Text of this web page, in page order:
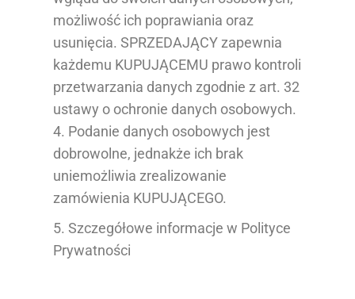
możliwość ich poprawiania oraz
usunięcia. SPRZEDAJĄCY zapewnia
każdemu KUPUJĄCEMU prawo kontroli
przetwarzania danych zgodnie z art. 32
ustawy o ochronie danych osobowych.
4. Podanie danych osobowych jest
dobrowolne, jednakże ich brak
uniemożliwia zrealizowanie
zamówienia KUPUJĄCEGO.
5. Szczegółowe informacje w Polityce
Prywatności